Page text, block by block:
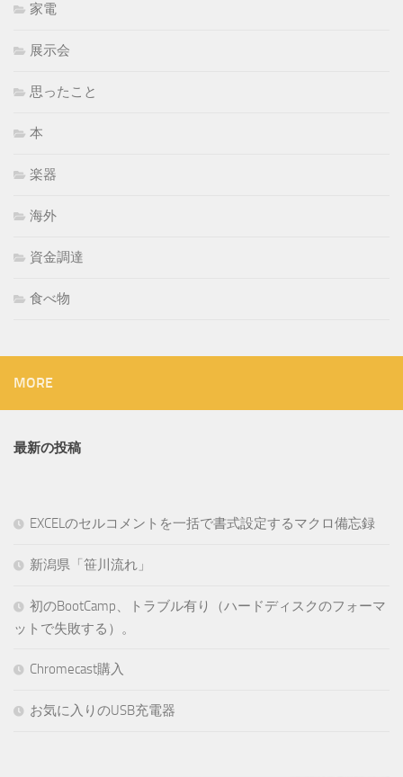
家電
展示会
思ったこと
本
楽器
海外
資金調達
食べ物
MORE
最新の投稿
EXCELのセルコメントを一括で書式設定するマクロ備忘録
新潟県「笹川流れ」
初のBootCamp、トラブル有り（ハードディスクのフォーマ
ットで失敗する）。
Chromecast購入
お気に入りのUSB充電器